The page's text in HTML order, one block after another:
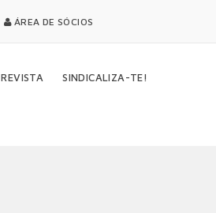
ÁREA DE SÓCIOS
REVISTA SINDICALIZA-TE!